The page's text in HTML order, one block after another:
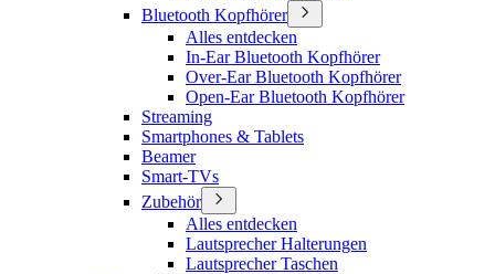
Bluetooth Kopfhörer
Alles entdecken
In-Ear Bluetooth Kopfhörer
Over-Ear Bluetooth Kopfhörer
Open-Ear Bluetooth Kopfhörer
Streaming
Smartphones & Tablets
Beamer
Smart-TVs
Zubehör
Alles entdecken
Lautsprecher Halterungen
Lautsprecher Taschen